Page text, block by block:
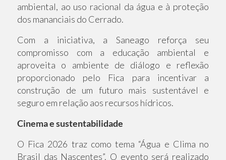
ambiental, ao uso racional da água e à proteção
dos mananciais do Cerrado.
Com a iniciativa, a Saneago reforça seu
compromisso com a educação ambiental e
aproveita o ambiente de diálogo e reflexão
proporcionado pelo Fica para incentivar a
construção de um futuro mais sustentável e
seguro em relação aos recursos hídricos.
Cinema e sustentabilidade
O Fica 2026 traz como tema “Água e Clima no
Brasil das Nascentes”. O evento será realizado